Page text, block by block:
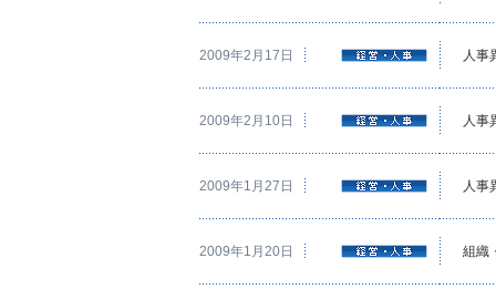
2009年2月17日 人事
2009年2月10日 人事
2009年1月27日 人事
2009年1月20日 組織